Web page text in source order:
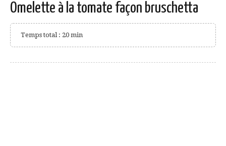
Omelette à la tomate façon bruschetta
Temps total : 20 min